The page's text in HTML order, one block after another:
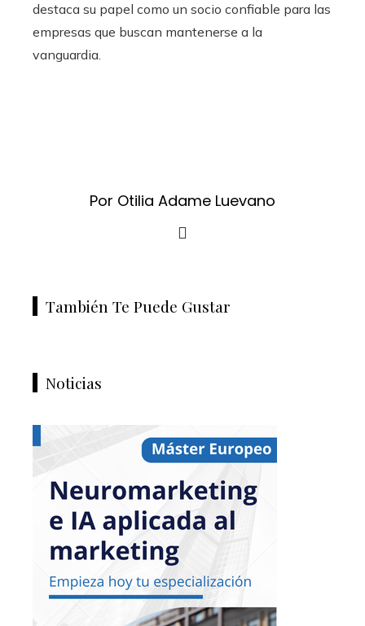
destaca su papel como un socio confiable para las
empresas que buscan mantenerse a la
vanguardia.
Por Otilia Adame Luevano
También Te Puede Gustar
Noticias